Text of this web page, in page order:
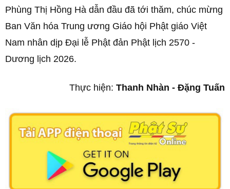
Phùng Thị Hồng Hà dẫn đầu đã tới thăm, chúc mừng
Ban Văn hóa Trung ương Giáo hội Phật giáo Việt
Nam nhân dịp Đại lễ Phật đản Phật lịch 2570 -
Dương lịch 2026.
Thực hiện: Thanh Nhàn - Đặng Tuấn